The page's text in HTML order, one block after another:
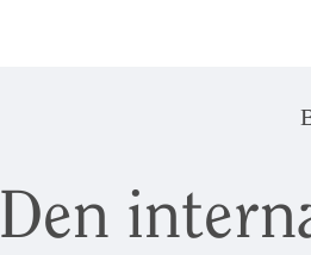
Den